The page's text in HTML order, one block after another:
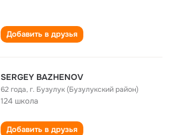
Добавить в друзья
SERGEY BAZHENOV
62 года,г. Бузулук (Бузулукский район)
124 школа
Добавить в друзья